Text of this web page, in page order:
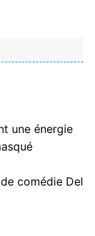
une énergie
comédie Del